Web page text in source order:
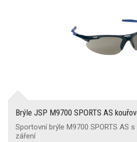
Brýle JSP M9700 SPORTS AS
Sportovní brýle M9700 SPORTS AS
záření